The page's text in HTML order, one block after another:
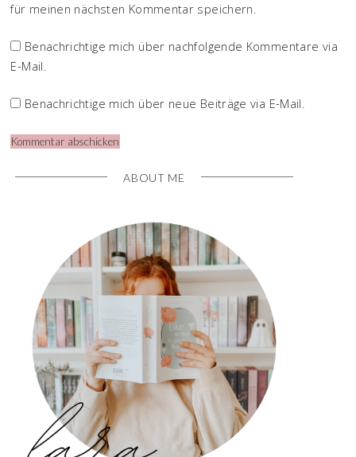
für meinen nächsten Kommentar speichern.
Benachrichtige mich über nachfolgende Kommentare via
E-Mail.
Benachrichtige mich über neue Beiträge via E-Mail.
ABOUT ME